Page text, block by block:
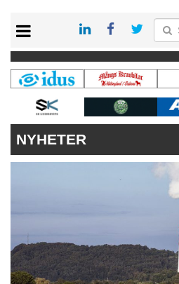
KONTAKT
VÅRA ANDRA MAGASIN
PRENUMERERA
ANNONSERA
NYHETER